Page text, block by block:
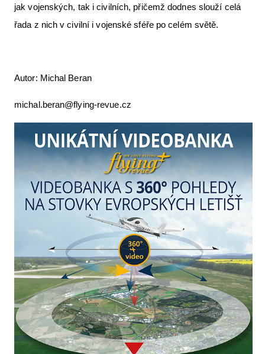
jak vojenských, tak i civilních, přičemž dodnes slouží celá
řada z nich v civilní i vojenské sféře po celém světě.
Autor: Michal Beran
michal.beran@flying-revue.cz